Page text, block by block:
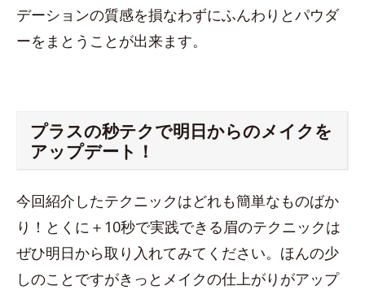
デーションの質感を損なわずにふんわりとパウダ
ーをまとうことが出来ます。
プラスの秒テクで明日からのメイクを
アップデート！
今回紹介したテクニックはどれも簡単なものばか
り！とくに＋10秒で実践できる眉のテクニックは
ぜひ明日から取り入れてみてください。ほんの少
しのことですがきっとメイクの仕上がりがアップ